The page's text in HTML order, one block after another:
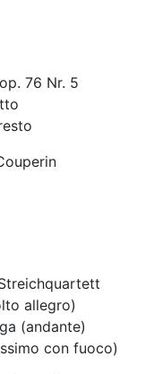
76 Nr. 5
allegro)
(andante)
con fuoco)